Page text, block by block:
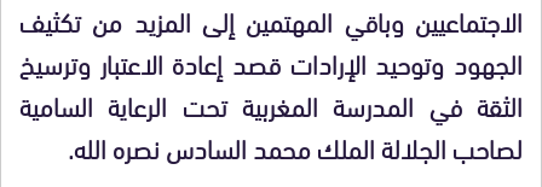
الاجتماعيين وباقي المهتمين إلى المزيد من تكثيف
الجهود وتوحيد الإرادات قصد إعادة الاعتبار وترسيخ
الثقة في المدرسة المغربية تحت الرعاية السامية
لصاحب الجلالة الملك محمد السادس نصره الله.